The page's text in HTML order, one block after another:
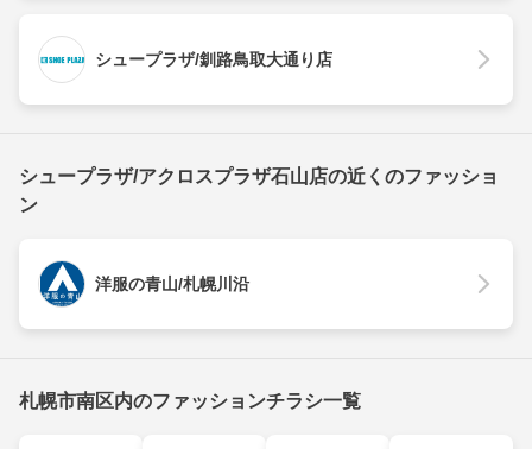
シュープラザ/釧路鳥取大通り店
シュープラザ/アクロスプラザ石山店の近くのファッショ
ン
洋服の青山/札幌川沿
札幌市南区内のファッションチラシ一覧